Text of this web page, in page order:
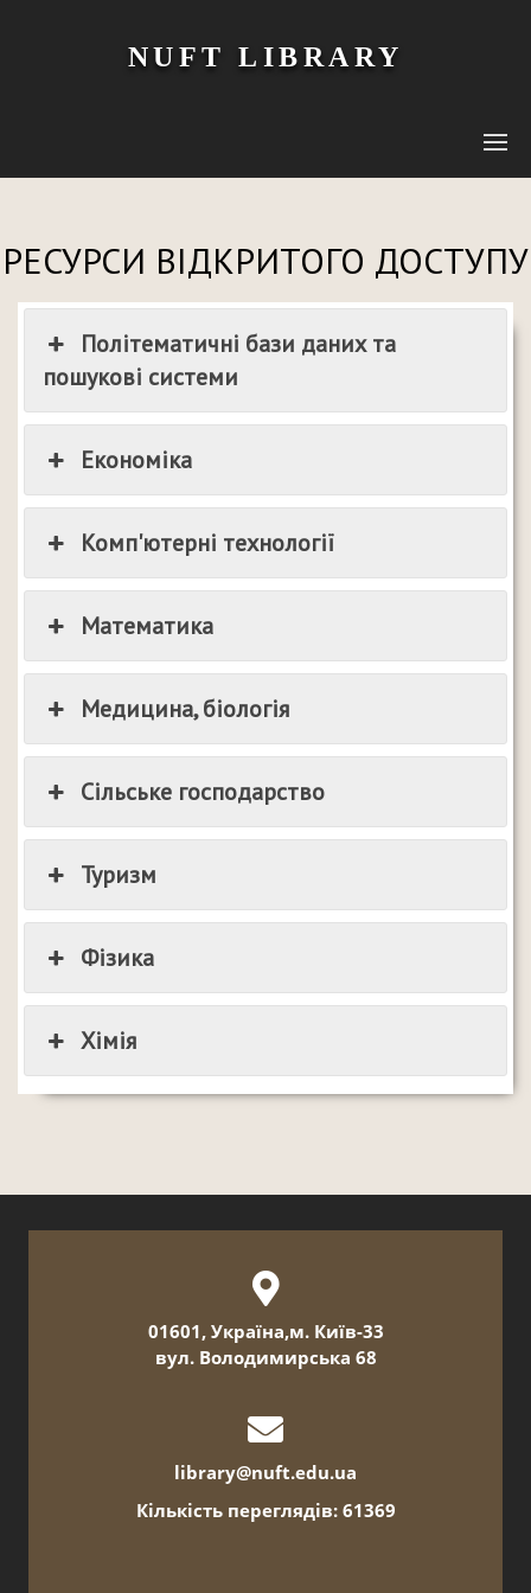
NUFT LIBRARY
РЕСУРСИ ВІДКРИТОГО ДОСТУПУ
Політематичні бази даних та
пошукові системи
Економіка
Комп'ютерні технології
Математика
Медицина, біологія
Сільське господарство
Туризм
Фізика
Хімія
01601, Україна,м. Київ-33
вул. Володимирська 68
library@nuft.edu.ua
Кількість переглядів: 61369